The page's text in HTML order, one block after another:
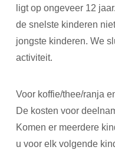
ligt op ongeveer 12
de snelste kinderen
jongste kinderen. We
activiteit.
Voor koffie/thee/ranja
De kosten voor
Komen er meerdere
u voor elk volgende